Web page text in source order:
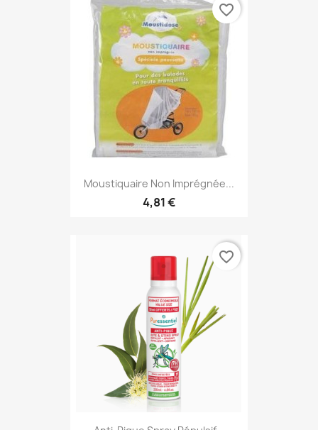
Moustiquaire Non Imprégnée...
4,81 €
favorite_border
favorite_border